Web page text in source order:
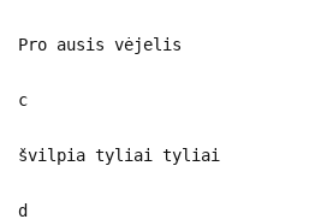
Pro ausis vėjelis
c
švilpia tyliai tyliai
d